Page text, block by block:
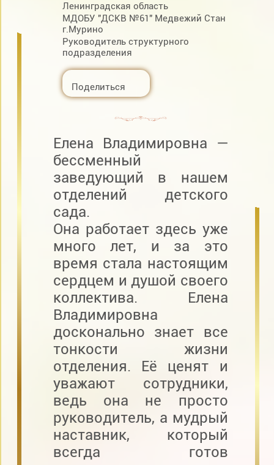
Ленинградская область
МДОБУ "ДСКВ №61" Медвежий Стан
г.Мурино
Руководитель структурного
подразделения
Поделиться
Елена Владимировна —
бессменный
заведующий в нашем
отделений детского
сада.
Она работает здесь уже
много лет, и за это
время стала настоящим
сердцем и душой своего
коллектива. Елена
Владимировна
досконально знает все
тонкости жизни
отделения. Её ценят и
уважают сотрудники,
ведь она не просто
руководитель, а мудрый
наставник, который
всегда готов